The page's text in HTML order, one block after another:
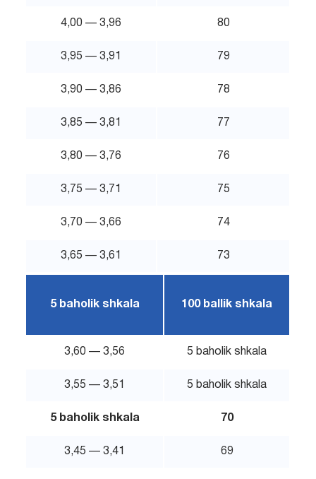
4,00 — 3,96 80
3,95 — 3,91 79
3,90 — 3,86 78
3,85 — 3,81 77
3,80 — 3,76 76
3,75 — 3,71 75
3,70 — 3,66 74
3,65 — 3,61 73
5 baholik shkala 100 ballik shkala
3,60 — 3,56 5 baholik shkala
3,55 — 3,51 5 baholik shkala
5 baholik shkala 70
3,45 — 3,41 69